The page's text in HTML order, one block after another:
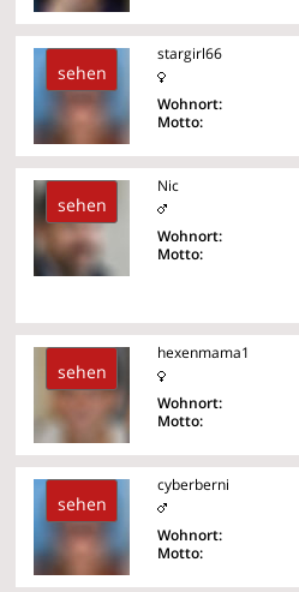
sehen
stargirl66
Wohnort:
Motto:
sehen
Nic
Wohnort:
Motto:
sehen
hexenmama1
Wohnort:
Motto:
sehen
cyberberni
Wohnort:
Motto: